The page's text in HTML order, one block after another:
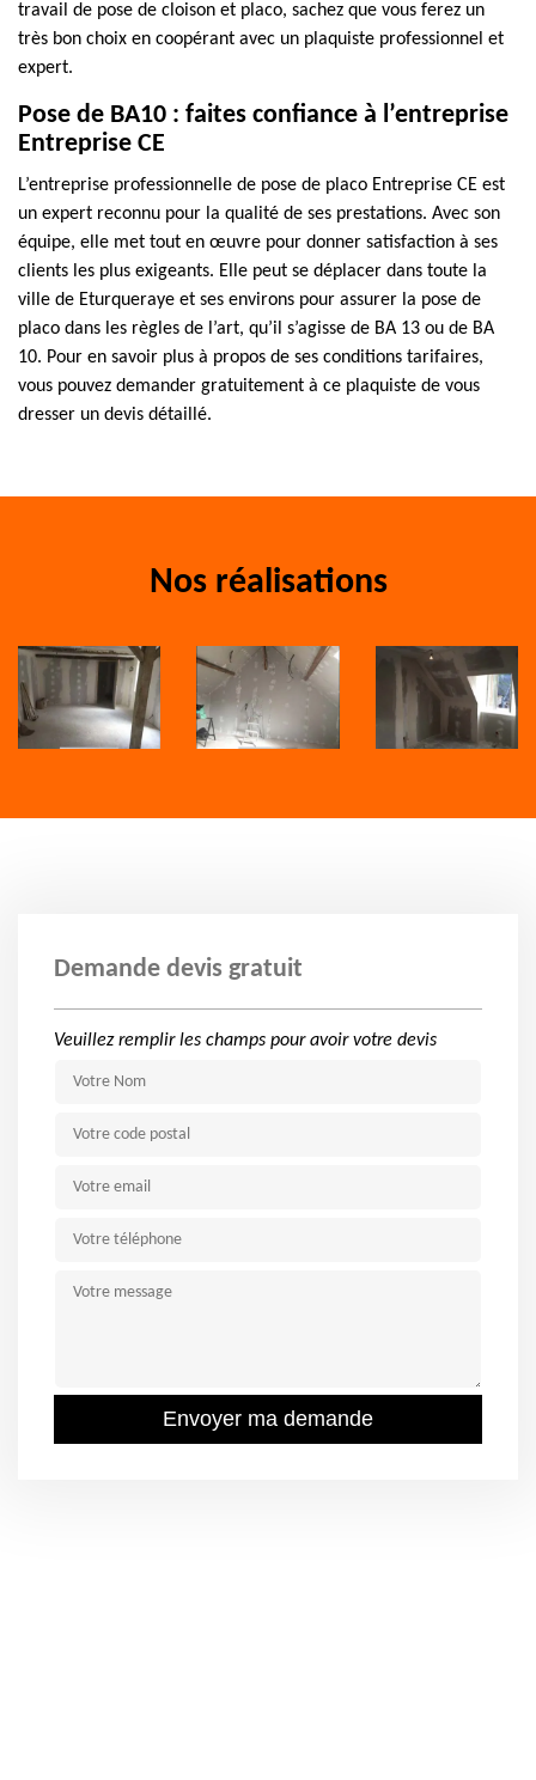
travail de pose de cloison et placo, sachez que vous ferez un
très bon choix en coopérant avec un plaquiste professionnel et
expert.
Pose de BA10 : faites confiance à l’entreprise
Entreprise CE
L’entreprise professionnelle de pose de placo Entreprise CE est
un expert reconnu pour la qualité de ses prestations. Avec son
équipe, elle met tout en œuvre pour donner satisfaction à ses
clients les plus exigeants. Elle peut se déplacer dans toute la
ville de Eturqueraye et ses environs pour assurer la pose de
placo dans les règles de l’art, qu’il s’agisse de BA 13 ou de BA
10. Pour en savoir plus à propos de ses conditions tarifaires,
vous pouvez demander gratuitement à ce plaquiste de vous
dresser un devis détaillé.
Nos réalisations
Demande devis gratuit
Veuillez remplir les champs pour avoir votre devis